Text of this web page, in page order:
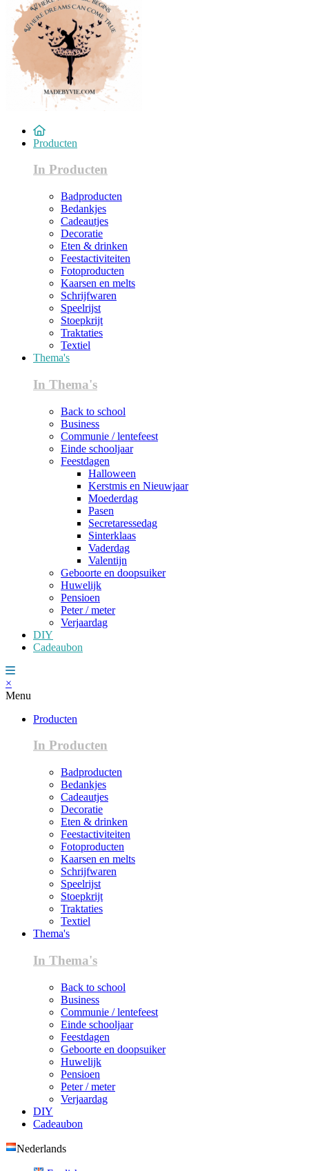
Producten
In Producten
Badproducten
Bedankjes
Cadeautjes
Decoratie
Eten & drinken
Feestactiviteiten
Fotoproducten
Kaarsen en melts
Schrijfwaren
Speelrijst
Stoepkrijt
Traktaties
Textiel
Thema's
In Thema's
Back to school
Business
Communie / lentefeest
Einde schooljaar
Feestdagen
Halloween
Kerstmis en Nieuwjaar
Moederdag
Pasen
Secretaressedag
Sinterklaas
Vaderdag
Valentijn
Geboorte en doopsuiker
Huwelijk
Pensioen
Peter / meter
Verjaardag
DIY
Cadeaubon
×
Menu
Producten
In Producten
Badproducten
Bedankjes
Cadeautjes
Decoratie
Eten & drinken
Feestactiviteiten
Fotoproducten
Kaarsen en melts
Schrijfwaren
Speelrijst
Stoepkrijt
Traktaties
Textiel
Thema's
In Thema's
Back to school
Business
Communie / lentefeest
Einde schooljaar
Feestdagen
Geboorte en doopsuiker
Huwelijk
Pensioen
Peter / meter
Verjaardag
DIY
Cadeaubon
Nederlands